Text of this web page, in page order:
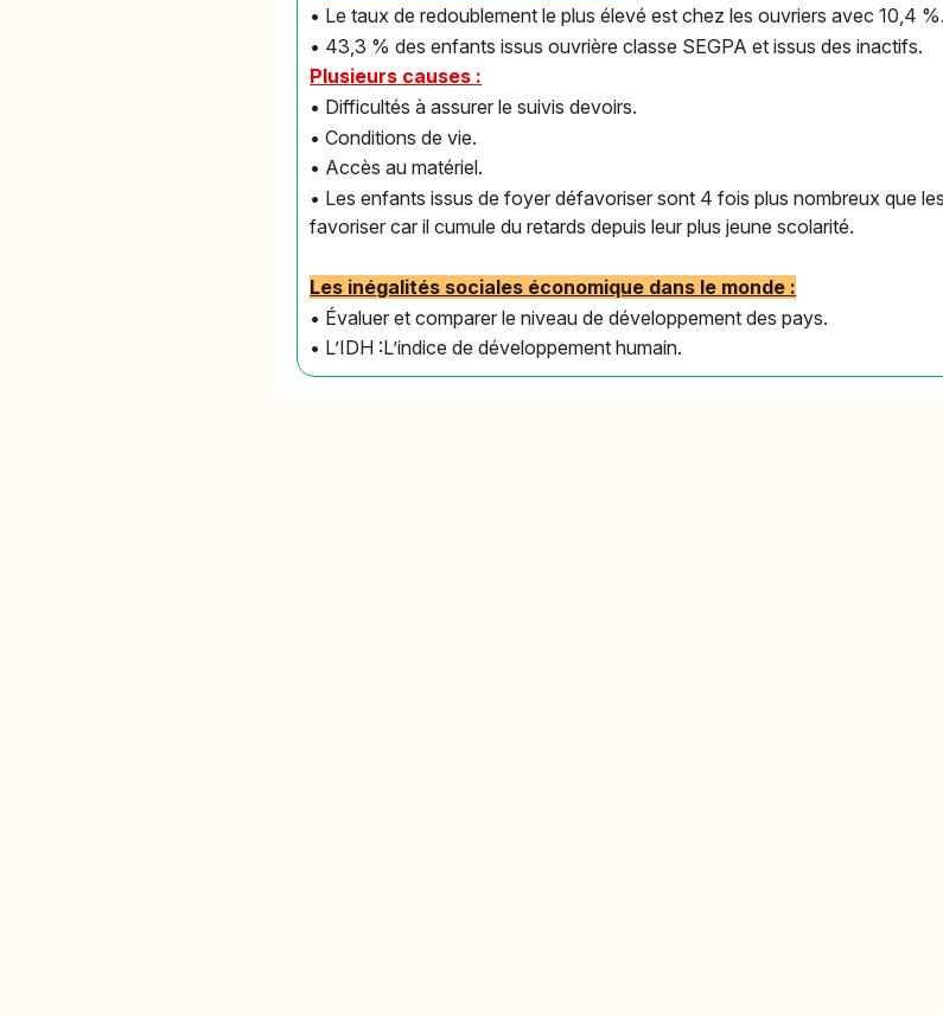
• Le taux de redoublement le plus élevé est chez les ouvriers avec 10,4 %.
• 43,3 % des enfants issus ouvrière classe SEGPA et issus des inactifs.
Plusieurs causes :
• Difficultés à assurer le suivis devoirs.
• Conditions de vie.
• Accès au matériel.
• Les enfants issus de foyer défavoriser sont 4 fois plus nombreux que
favoriser car il cumule du retards depuis leur plus jeune scolarité.
Les inégalités sociales économique dans le monde :
• Évaluer et comparer le niveau de développement des pays.
• L’IDH :L’indice de développement humain.